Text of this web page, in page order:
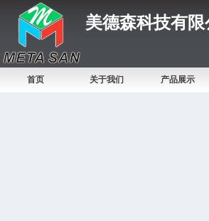
美德森科技有限
首页 关于我们 产品展示